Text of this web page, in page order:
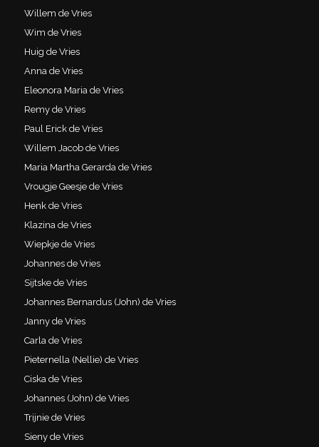
Willem de Vries
Wim de Vries
Huig de Vries
Anna de Vries
Eleonora Maria de Vries
Remy de Vries
Paul Erick de Vries
Willem Jacob de Vries
Maria Martha Gerarda de Vries
Vrougje Geesje de Vries
Henk de Vries
Klazina de Vries
Wiepkje de Vries
Johannes de Vries
Sijtske de Vries
Johannes Bernardus (John) de Vries
Janny de Vries
Carla de Vries
Pieternella (Nellie) de Vries
Ciska de Vries
Johannes (John) de Vries
Trijnie de Vries
Sieny de Vries